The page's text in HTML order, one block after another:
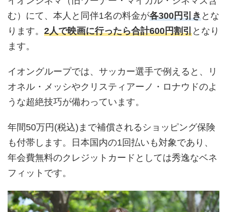
む）にて、本人と同伴1名の料金が各300円引きとな
ります。 2人で映画に行ったら合計600円割引となり
ます。
イオングループでは、サッカー選手で例えると、リ
オネル・メッシやクリスティアーノ・ロナウドのよ
うな超絶技巧が備わっています。
年間50万円(税込)まで補償されるショッピング保険
も付帯します。日本国内の1回払いも対象であり、
年会費無料のクレジットカードとしては秀逸なベネ
フィットです。